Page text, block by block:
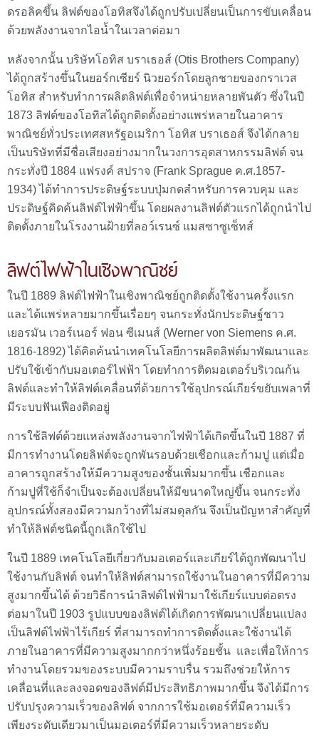
ดรอลิคขึ้น ลิฟต์ของโอทิสจึงได้ถูกปรับเปลี่ยนเป็นการขับเคลื่อน
ด้วยพลังงานจากไอน้ำในเวลาต่อมา
หลังจากนั้น บริษัทโอทิส บราเธอส์ (Otis Brothers Company)
ได้ถูกสร้างขึ้นในยอร์กเซียร์ นิวยอร์กโดยลูกชายของกราเวส
โอทิส สำหรับทำการผลิตลิฟต์เพื่อจำหน่ายหลายพันตัว ซึ่งในปี
1873 ลิฟต์ของโอทิสได้ถูกติดตั้งอย่างแพร่หลายในอาคาร
พาณิชย์ทั่วประเทศสหรัฐอเมริกา โอทิส บราเธอส์ จึงได้กลาย
เป็นบริษัทที่มีชื่อเสียงอย่างมากในวงการอุตสาหกรรมลิฟต์ จน
กระทั่งปี 1884 แฟรงค์ สปราจ (Frank Sprague ค.ศ.1857-
1934) ได้ทำการประดิษฐ์ระบบปุ่มกดสำหรับการควบคุม และ
ประดิษฐ์คิดค้นลิฟต์ไฟฟ้าขึ้น โดยผลงานลิฟต์ตัวแรกได้ถูกนำไป
ติดตั้งภายในโรงงานฝ้ายที่ลอว์เรนซ์ แมสซาซูเซ็ทส์
ลิฟต์ไฟฟ้าในเชิงพาณิชย์
ในปี 1889 ลิฟต์ไฟฟ้าในเชิงพาณิชย์ถูกติดตั้งใช้งานครั้งแรก
และได้แพร่หลายมากขึ้นเรื่อยๆ จนกระทั่งนักประดิษฐ์ชาว
เยอรมัน เวอร์เนอร์ ฟอน ซีเมนส์ (Werner von Siemens ค.ศ.
1816-1892) ได้คิดค้นนำเทคโนโลยีการผลิตลิฟต์มาพัฒนาและ
ปรับใช้เข้ากับมอเตอร์ไฟฟ้า โดยทำการติดมอเตอร์บริเวณก้น
ลิฟต์และทำให้ลิฟต์เคลื่อนที่ด้วยการใช้อุปกรณ์เกียร์ขยับเพลาที่
มีระบบฟันเฟืองติดอยู่
การใช้ลิฟต์ด้วยแหล่งพลังงานจากไฟฟ้าได้เกิดขึ้นในปี 1887 ที่
มีการทำงานโดยลิฟต์จะถูกพันรอบด้วยเชือกและก้ามปู แต่เมื่อ
อาคารถูกสร้างให้มีความสูงของชั้นเพิ่มมากขึ้น เชือกและ
ก้ามปูที่ใช้ก็จำเป็นจะต้องเปลี่ยนให้มีขนาดใหญ่ขึ้น จนกระทั่ง
อุปกรณ์ทั้งสองมีความกว้างที่ไม่สมดุลกัน จึงเป็นปัญหาสำคัญที่
ทำให้ลิฟต์ชนิดนี้ถูกเลิกใช้ไป
ในปี 1889 เทคโนโลยีเกี่ยวกับมอเตอร์และเกียร์ได้ถูกพัฒนาไป
ใช้งานกับลิฟต์ จนทำให้ลิฟต์สามารถใช้งานในอาคารที่มีความ
สูงมากขึ้นได้ ด้วยวิธีการนำลิฟต์ไฟฟ้ามาใช้เกียร์แบบต่อตรง
ต่อมาในปี 1903 รูปแบบของลิฟต์ได้เกิดการพัฒนาเปลี่ยนแปลง
เป็นลิฟต์ไฟฟ้าไร้เกียร์ ที่สามารถทำการติดตั้งและใช้งานได้
ภายในอาคารที่มีความสูงมากกว่าหนึ่งร้อยชั้น และเพื่อให้การ
ทำงานโดยรวมของระบบมีความราบรื่น รวมถึงช่วยให้การ
เคลื่อนที่และลงจอดของลิฟต์มีประสิทธิภาพมากขึ้น จึงได้มีการ
ปรับปรุงความเร็วของลิฟต์ จากการใช้มอเตอร์ที่มีความเร็ว
เพียงระดับเดียวมาเป็นมอเตอร์ที่มีความเร็วหลายระดับ